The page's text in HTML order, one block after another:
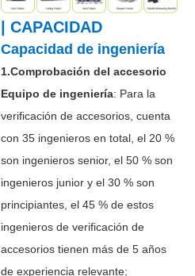
| CAPACIDAD
Capacidad de ingeniería
1.Comprobación del accesorio
Equipo de ingeniería: Para la
verificación de accesorios, cuenta
con 35 ingenieros en total, el 20 %
son ingenieros senior, el 50 % son
ingenieros junior y el 30 % son
principiantes, el 45 % de estos
ingenieros de verificación de
accesorios tienen más de 5 años
de experiencia relevante;